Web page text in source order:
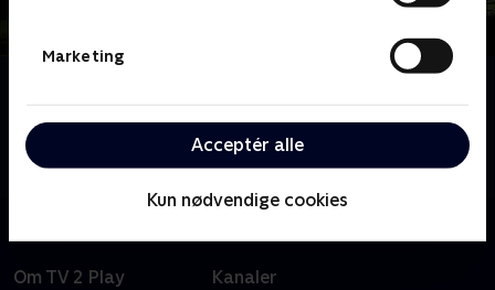
Marketing
Acceptér alle
Kun nødvendige cookies
familie. Noel og Sue har 22 børn i alle aldre. Følg med
i deres travle liv på godt og ondt.
Om TV 2 Play Kanaler